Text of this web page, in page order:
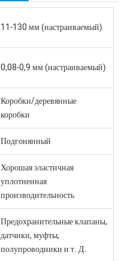
11-130 мм (настраиваемый)
0,08-0,9 мм (настраиваемый)
Коробки/деревянные
коробки
Подгонянный
Хорошая эластичная
уплотненная
производительность
Предохранительные клапаны,
датчики, муфты,
полупроводники и т. Д.